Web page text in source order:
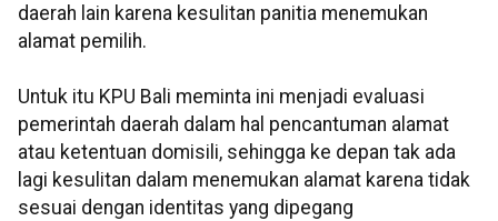
daerah lain karena kesulitan panitia menemukan
alamat pemilih.
Untuk itu KPU Bali meminta ini menjadi evaluasi
pemerintah daerah dalam hal pencantuman alamat
atau ketentuan domisili, sehingga ke depan tak ada
lagi kesulitan dalam menemukan alamat karena tidak
sesuai dengan identitas yang dipegang